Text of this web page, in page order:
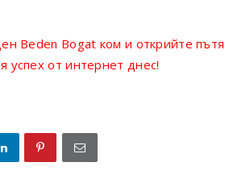
Beden Bogat ком и открийте пътя
успех от интернет днес!